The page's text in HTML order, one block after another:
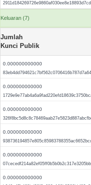
Keluaran (7)
Jumlah
Kunci Publik
0.000000000000
0.000000000000
0.000000000000
0.000000000000
0.000000000000
0.000000000000